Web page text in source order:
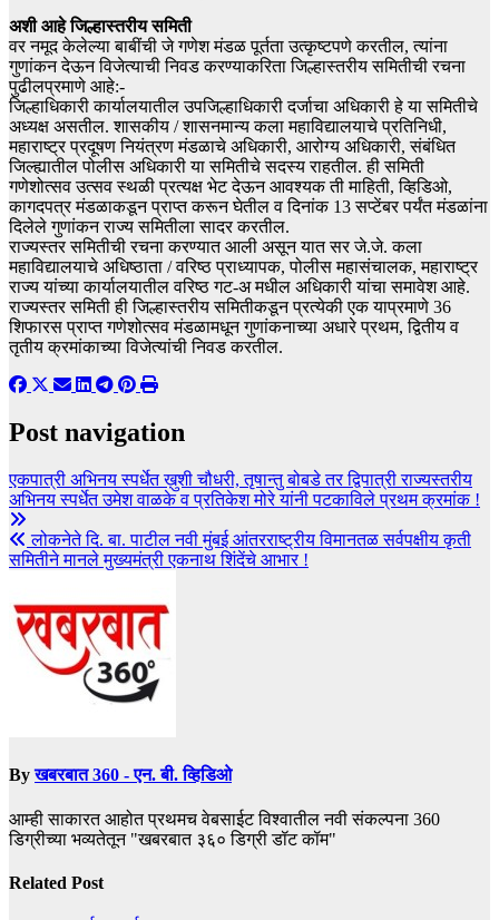
अशी आहे जिल्हास्तरीय समिती
वर नमूद केलेल्या बाबींची जे गणेश मंडळ पूर्तता उत्कृष्टपणे करतील, त्यांना
गुणांकन देऊन विजेत्याची निवड करण्याकरिता जिल्हास्तरीय समितीची रचना
पुढीलप्रमाणे आहे:-
जिल्हाधिकारी कार्यालयातील उपजिल्हाधिकारी दर्जाचा अधिकारी हे या समितीचे
अध्यक्ष असतील. शासकीय / शासनमान्य कला महाविद्यालयाचे प्रतिनिधी,
महाराष्ट्र प्रदूषण नियंत्रण मंडळाचे अधिकारी, आरोग्य अधिकारी, संबंधित
जिल्ह्यातील पोलीस अधिकारी या समितीचे सदस्य राहतील. ही समिती
गणेशोत्सव उत्सव स्थळी प्रत्यक्ष भेट देऊन आवश्यक ती माहिती, व्हिडिओ,
कागदपत्र मंडळाकडून प्राप्त करून घेतील व दिनांक 13 सप्टेंबर पर्यंत मंडळांना
दिलेले गुणांकन राज्य समितीला सादर करतील.
राज्यस्तर समितीची रचना करण्यात आली असून यात सर जे.जे. कला
महाविद्यालयाचे अधिष्ठाता / वरिष्ठ प्राध्यापक, पोलीस महासंचालक, महाराष्ट्र
राज्य यांच्या कार्यालयातील वरिष्ठ गट-अ मधील अधिकारी यांचा समावेश आहे.
राज्यस्तर समिती ही जिल्हास्तरीय समितीकडून प्रत्येकी एक याप्रमाणे 36
शिफारस प्राप्त गणेशोत्सव मंडळामधून गुणांकनाच्या अधारे प्रथम, द्वितीय व
तृतीय क्रमांकाच्या विजेत्यांची निवड करतील.
Post navigation
एकपात्री अभिनय स्पर्धेत ख़ुशी चौधरी, तृषान्तु बोबडे तर द्विपात्री राज्यस्तरीय
अभिनय स्पर्धेत उमेश वाळके व प्रतिकेश मोरे यांनी पटकाविले प्रथम क्रमांक !
लोकनेते दि. बा. पाटील नवी मुंबई आंतरराष्ट्रीय विमानतळ सर्वपक्षीय कृती
समितीने मानले मुख्यमंत्री एकनाथ शिंदेंचे आभार !
Byखबरबात 360 - एन. बी. व्हिडिओ
आम्ही साकारत आहोत प्रथमच वेबसाईट विश्वातील नवी संकल्पना 360
डिग्रीच्या भव्यतेतून "खबरबात ३६० डिग्री डॉट कॉम"
Related Post